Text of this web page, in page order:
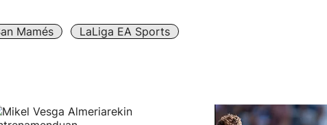
Mamés LaLiga EA Sports